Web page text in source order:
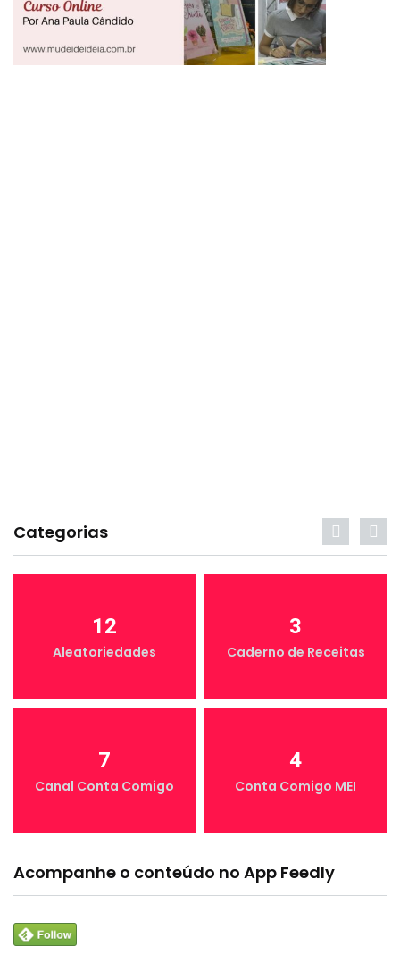
Categorias
12
Aleatoriedades
3
Caderno de Receitas
7
Canal Conta Comigo
4
Conta Comigo MEI
Acompanhe o conteúdo no App Feedly